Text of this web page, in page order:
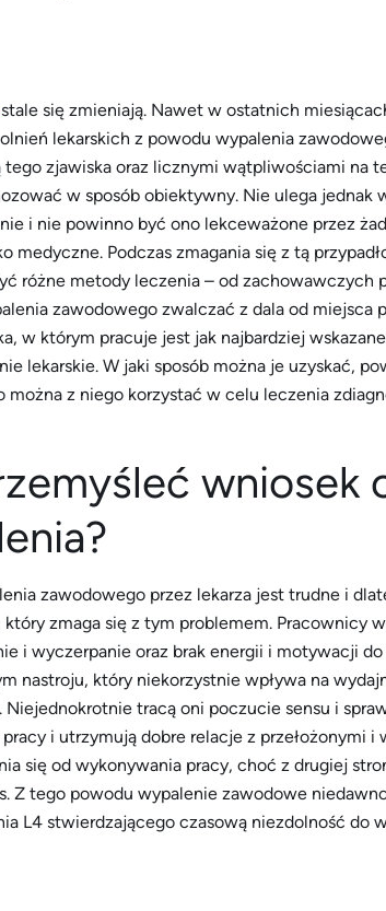
stale się zmieniają. Nawet w ostatnich
lekarskich z powodu wypalenia
zjawiska oraz licznymi wątpliwościami na
w sposób obiektywny. Nie ulega jednak
i nie powinno być ono lekceważone przez
medyczne. Podczas zmagania się z tą
różne metody leczenia – od zachowawczych
zawodowego zwalczać z dala od miejsca
w którym pracuje jest jak najbardziej
lekarskie. W jaki sposób można je uzyskać,
można z niego korzystać w celu leczenia
wniosek
zawodowego przez lekarza jest trudne i
który zmaga się z tym problemem. Pracownicy
i wyczerpanie oraz brak energii i motywacji
nastroju, który niekorzystnie wpływa na
tracą oni poczucie sensu i
i utrzymują dobre relacje z przełożonymi i
się od wykonywania pracy, choć z drugiej
Z tego powodu wypalenie zawodowe
L4 stwierdzającego czasową niezdolność do